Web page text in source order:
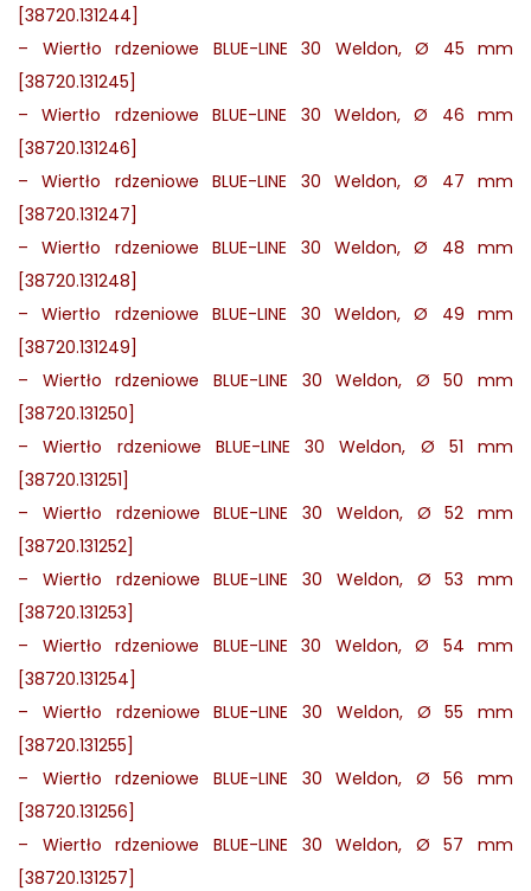
[38720.131244]
– Wiertło rdzeniowe BLUE-LINE 30 Weldon, Ø 45 mm
[38720.131245]
–Wiertło rdzeniowe BLUE-LINE 30 Weldon, Ø 46 mm
[38720.131246]
–Wiertło rdzeniowe BLUE-LINE 30 Weldon, Ø 47 mm
[38720.131247]
–Wiertło rdzeniowe BLUE-LINE 30 Weldon, Ø 48 mm
[38720.131248]
–Wiertło rdzeniowe BLUE-LINE 30 Weldon, Ø 49 mm
[38720.131249]
– Wiertło rdzeniowe BLUE-LINE 30 Weldon, Ø 50 mm
[38720.131250]
–Wiertło rdzeniowe BLUE-LINE 30 Weldon, Ø 51 mm
[38720.131251]
– Wiertło rdzeniowe BLUE-LINE 30 Weldon, Ø 52 mm
[38720.131252]
– Wiertło rdzeniowe BLUE-LINE 30 Weldon, Ø 53 mm
[38720.131253]
– Wiertło rdzeniowe BLUE-LINE 30 Weldon, Ø 54 mm
[38720.131254]
– Wiertło rdzeniowe BLUE-LINE 30 Weldon, Ø 55 mm
[38720.131255]
– Wiertło rdzeniowe BLUE-LINE 30 Weldon, Ø 56 mm
[38720.131256]
– Wiertło rdzeniowe BLUE-LINE 30 Weldon, Ø 57 mm
[38720.131257]